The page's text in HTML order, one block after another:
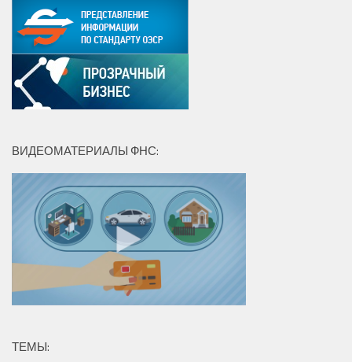
ВИДЕОМАТЕРИАЛЫ ФНС:
ТЕМЫ: